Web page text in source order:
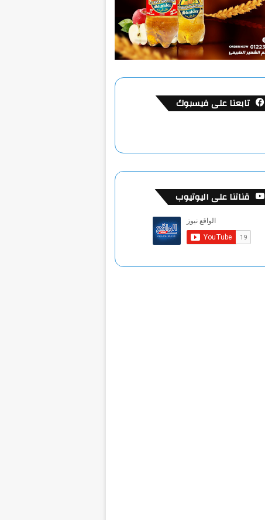
تابعنا على فيسبوك
قناتنا على اليوتيوب